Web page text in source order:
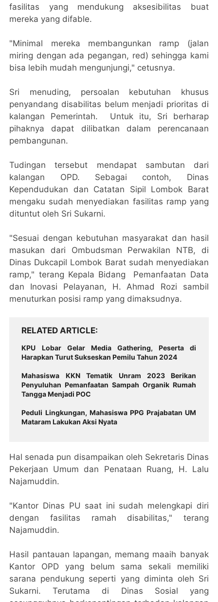
fasilitas yang mendukung aksesibilitas buat
mereka yang difable.
"Minimal mereka membangunkan ramp (jalan
miring dengan ada pegangan, red) sehingga kami
bisa lebih mudah mengunjungi," cetusnya.
Sri menuding, persoalan kebutuhan khusus
penyandang disabilitas belum menjadi prioritas di
kalangan Pemerintah. Untuk itu, Sri berharap
pihaknya dapat dilibatkan dalam perencanaan
pembangunan.
Tudingan tersebut mendapat sambutan dari
kalangan OPD. Sebagai contoh, Dinas
Kependudukan dan Catatan Sipil Lombok Barat
mengaku sudah menyediakan fasilitas ramp yang
dituntut oleh Sri Sukarni.
"Sesuai dengan kebutuhan masyarakat dan hasil
masukan dari Ombudsman Perwakilan NTB, di
Dinas Dukcapil Lombok Barat sudah menyediakan
ramp," terang Kepala Bidang Pemanfaatan Data
dan Inovasi Pelayanan, H. Ahmad Rozi sambil
menuturkan posisi ramp yang dimaksudnya.
RELATED ARTICLE
KPU Lobar Gelar Media Gathering, Peserta di
Harapkan Turut Sukseskan Pemilu Tahun 2024
Mahasiswa KKN Tematik Unram 2023 Berikan
Penyuluhan Pemanfaatan Sampah Organik Rumah
Tangga Menjadi POC
Peduli Lingkungan, Mahasiswa PPG Prajabatan UM
Mataram Lakukan Aksi Nyata
Hal senada pun disampaikan oleh Sekretaris Dinas
Pekerjaan Umum dan Penataan Ruang, H. Lalu
Najamuddin.
"Kantor Dinas PU saat ini sudah melengkapi diri
dengan fasilitas ramah disabilitas," terang
Najamuddin.
Hasil pantauan lapangan, memang maaih banyak
Kantor OPD yang belum sama sekali memiliki
sarana pendukung seperti yang diminta oleh Sri
Sukarni. Terutama di Dinas Sosial yang